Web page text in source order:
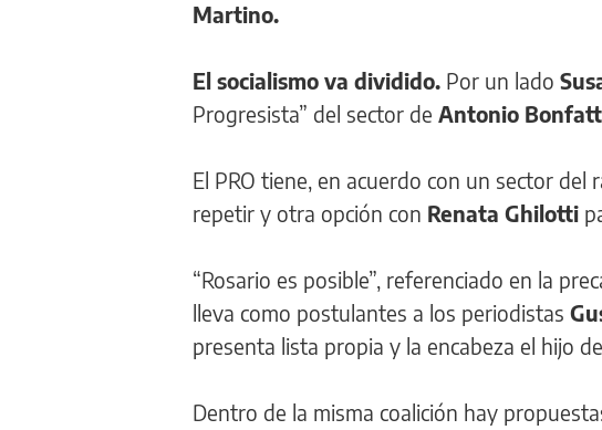
Martino.
El socialismo va dividido. Por un lado
Progresista” del sector de Antonio
El PRO tiene, en acuerdo con un sector del
repetir y otra opción con Renata Ghilotti
“Rosario es posible”, referenciado en la
lleva como postulantes a los periodistas
presenta lista propia y la encabeza el hijo
Dentro de la misma coalición hay